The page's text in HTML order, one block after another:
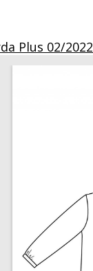
Plus 02/